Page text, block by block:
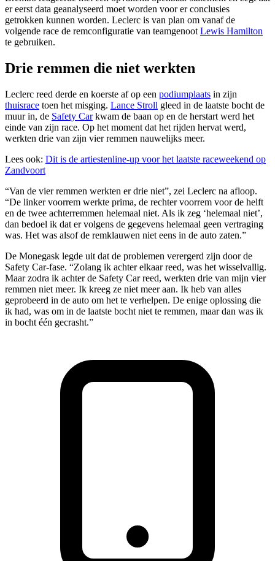
er eerst data geanalyseerd moet worden voor er conclusies
getrokken kunnen worden. Leclerc is van plan om vanaf de
volgende race de remconfiguratie van teamgenoot Lewis Hamilton
te gebruiken.
Drie remmen die niet werkten
Leclerc reed derde en koerste af op een podiumplaats in zijn
thuisrace toen het misging. Lance Stroll gleed in de laatste bocht de
muur in, de Safety Carkwam de baan op en de herstart werd het
einde van zijn race. Op het moment dat het rijden hervat werd,
werkten drie van zijn vier remmen nauwelijks meer.
Lees ook: Dit is de artiestenline-up voor het laatste raceweekend op
Zandvoort
“Van de vier remmen werkten er drie niet”, zei Leclerc na afloop.
“De linker voorrem werkte prima, de rechter voorrem voor de helft
en de twee achterremmen helemaal niet. Als ik zeg ‘helemaal niet’,
dan bedoel ik dat er volgens de gegevens helemaal geen vertraging
was. Het was alsof de remklauwen niet eens in de auto zaten.”
De Monegask legde uit dat de problemen verergerd zijn door de
Safety Car-fase. “Zolang ik achter elkaar reed, was het wisselvallig.
Maar zodra ik achter de Safety Car reed, werkten drie van mijn vier
remmen niet meer. Ik kreeg ze niet meer aan. Ik heb van alles
geprobeerd in de auto om het te verhelpen. De enige oplossing die
ik had, was om in de laatste bocht niet te remmen, maar dan was ik
in bocht één gecrasht.”